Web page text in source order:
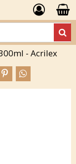
- Acrilex